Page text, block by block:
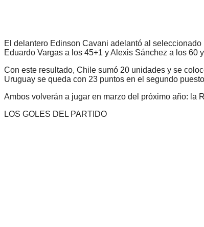
El delantero Edinson Cavani adelantó al
Eduardo Vargas a los 45+1 y Alexis Sánchez a los 60
Con este resultado, Chile sumó 20 unidades y se
Uruguay se queda con 23 puntos en el segundo
Ambos volverán a jugar en marzo del próximo año: la
LOS GOLES DEL PARTIDO